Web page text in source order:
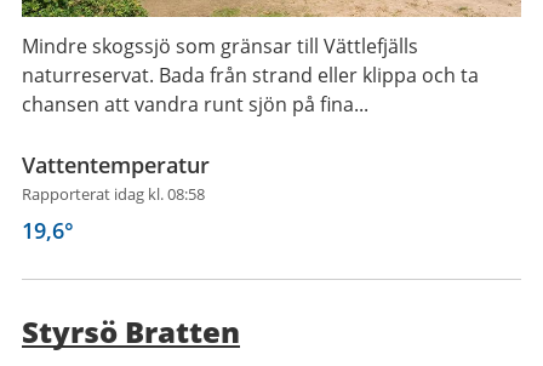
Mindre skogssjö som gränsar till Vättlefjälls
naturreservat. Bada från strand eller klippa och ta
chansen att vandra runt sjön på fina...
Vattentemperatur
Rapporterat idag kl. 08:58
19,6°
Styrsö Bratten